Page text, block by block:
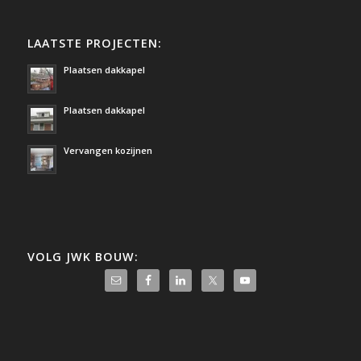
LAATSTE PROJECTEN:
Plaatsen dakkapel
Plaatsen dakkapel
Vervangen kozijnen
VOLG JWK BOUW: